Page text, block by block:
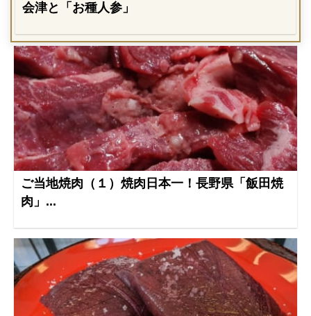
会津と「お種人参」
ご当地焼肉（１）焼肉日本一！長野県「飯田焼
肉」...